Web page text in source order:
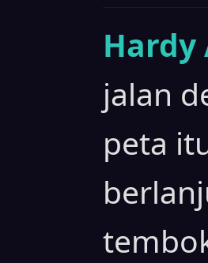
Hardy
jalan
peta